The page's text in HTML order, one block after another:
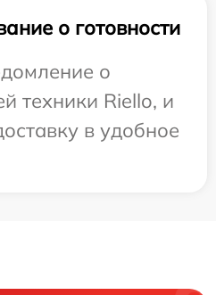
о готовности
о
техники Riello, и
в удобное